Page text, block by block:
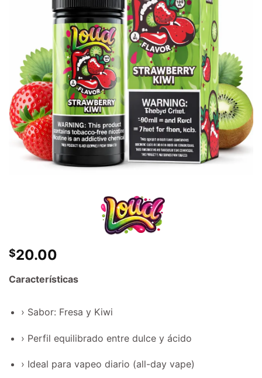
$20.00
Características
› Sabor: Fresa y Kiwi
› Perfil equilibrado entre dulce y ácido
› Ideal para vapeo diario (all-day vape)